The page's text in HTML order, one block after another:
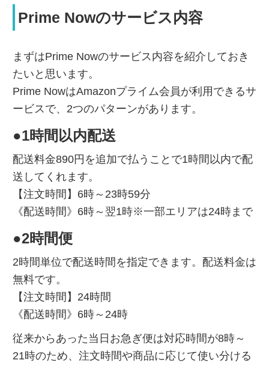
Prime Nowのサービス内容
まずはPrime Nowのサービス内容を紹介しておき
たいと思います。
Prime NowはAmazonプライム会員が利用できるサ
ービスで、2つのパターンがあります。
●1時間以内配送
配送料金890円を追加で払うことで1時間以内で配
送してくれます。
【注文時間】6時～23時59分
《配送時間》6時～翌1時※一部エリアは24時まで
●2時間便
2時間単位で配送時間を指定できます。配送料金は
無料です。
【注文時間】24時間
《配送時間》6時～24時
従来からあった当日お急ぎ便は対応時間が8時～
21時のため、注文時間や商品に応じて使い分ける